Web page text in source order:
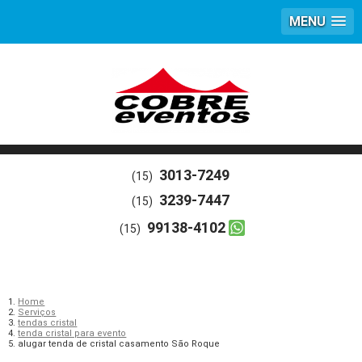
MENU
(15) 3013-7249
(15) 3239-7447
(15) 99138-4102
Home
Serviços
tendas cristal
tenda cristal para evento
alugar tenda de cristal casamento São Roque